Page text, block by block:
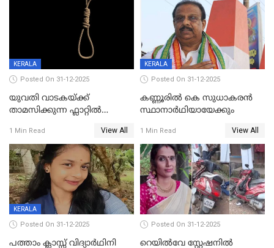
KERALA
Posted On 31-12-2025
യുവതി വാടകയ്ക്ക്
താമസിക്കുന്ന ഫ്ലാറ്റില്‍
സംഭവം കൈതപ്പൊയിലില്‍
1 Min Read View All
KERALA
Posted On 31-12-2025
കണ്ണൂരിൽ കെ സുധാകരൻ
സ്ഥാനാർഥിയായേക്കും
1 Min Read View All
KERALA
Posted On 31-12-2025
പത്താം ക്ലാസ്സ് വിദ്യാര്‍ഥിനി
Posted On 31-12-2025
റെയിൽവേ സ്റ്റേഷനിൽ